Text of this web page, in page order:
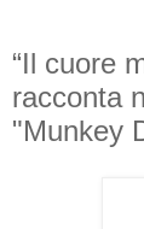
“Il cuore
racconta
"Munkey